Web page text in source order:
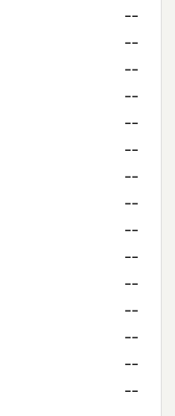
--
--
--
--
--
--
--
--
--
--
--
--
--
--
--